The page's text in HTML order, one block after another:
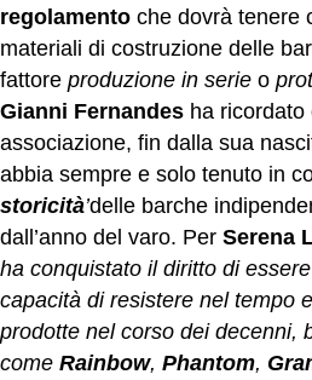
regolamento che dovrà tenere
materiali di costruzione delle
fattore produzione in serie o
Gianni Fernandes ha ricordato
associazione, fin dalla sua
abbia sempre e solo tenuto in
storicità’delle barche
dall’anno del varo. Per Serena
ha conquistato il diritto di
capacità di resistere nel tempo
prodotte nel corso dei decenni,
come Rainbow, Phantom,